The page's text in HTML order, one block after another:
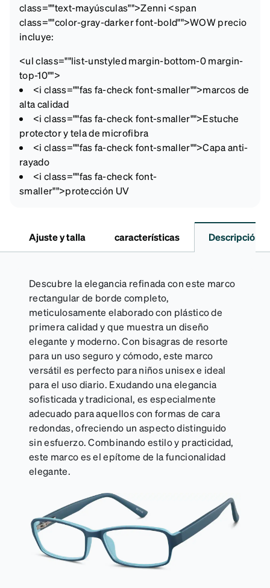
class=""text-mayúsculas"">Zenni <span
class=""color-gray-darker font-bold"">WOW precio
incluye:
<ul class=""list-unstyled margin-bottom-0 margin-
top-10"">
<i class=""fas fa-check font-smaller"">marcos de
alta calidad
<i class=""fas fa-check font-smaller"">Estuche
protector y tela de microfibra
<i class=""fas fa-check font-smaller"">Capa anti-
rayado
<i class=""fas fa-check font-
smaller"">protección UV
Ajuste y talla características Descripción
Descubre la elegancia refinada con este marco
rectangular de borde completo,
meticulosamente elaborado con plástico de
primera calidad y que muestra un diseño
elegante y moderno. Con bisagras de resorte
para un uso seguro y cómodo, este marco
versátil es perfecto para niños unisex e ideal
para el uso diario. Exudando una elegancia
sofisticada y tradicional, es especialmente
adecuado para aquellos con formas de cara
redondas, ofreciendo un aspecto distinguido
sin esfuerzo. Combinando estilo y practicidad,
este marco es el epítome de la funcionalidad
elegante.